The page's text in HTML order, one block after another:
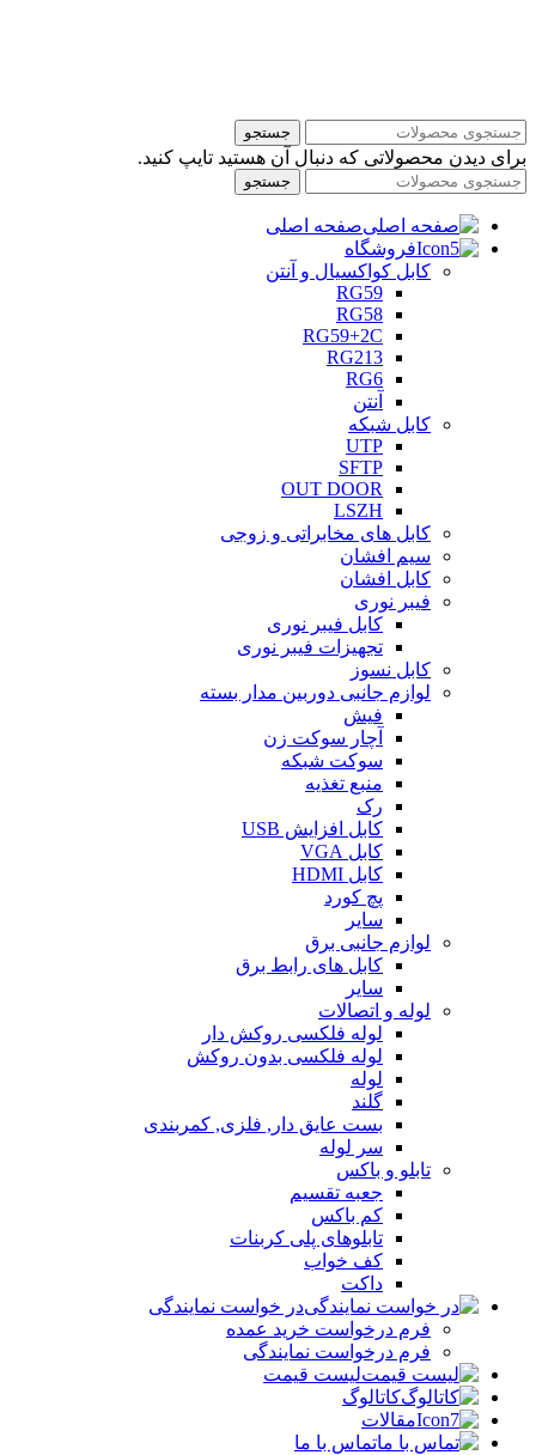
جستجو
برای دیدن محصولاتی که دنبال آن هستید تایپ کنید.
جستجو
صفحه اصلی
فروشگاه
کابل کواکسیال و آنتن
RG59
RG58
RG59+2C
RG213
RG6
آنتن
کابل شبکه
UTP
SFTP
OUT DOOR
LSZH
کابل های مخابراتی و زوجی
سیم افشان
کابل افشان
فیبر نوری
کابل فیبر نوری
تجهیزات فیبر نوری
کابل نسوز
لوازم جانبی دوربین مدار بسته
فیش
آچار سوکت زن
سوکت شبکه
منبع تغذیه
رک
کابل افزایش USB
کابل VGA
کابل HDMI
پچ کورد
سایر
لوازم جانبی برق
کابل های رابط برق
سایر
لوله و اتصالات
لوله فلکسی روکش دار
لوله فلکسی بدون روکش
لوله
گلند
بست عایق دار, فلزی, کمربندی
سر لوله
تابلو و باکس
جعبه تقسیم
کم باکس
تابلوهای پلی کربنات
کف خواب
داکت
در خواست نمایندگی
فرم درخواست خرید عمده
فرم درخواست نمایندگی
لیست قیمت
کاتالوگ
مقالات
تماس با ما